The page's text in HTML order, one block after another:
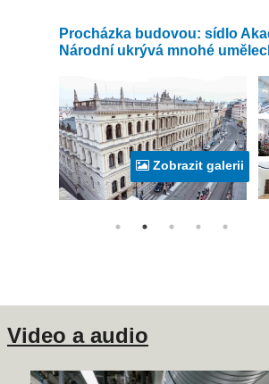
Co ukrývá Vyšehrad?
národní památku už více než
Zobrazit galerii
Video a audio